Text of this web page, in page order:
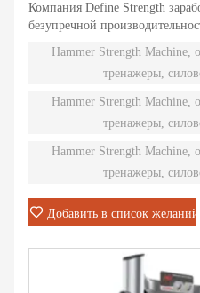
Компания Define Strength
безупречной
естественные траектории
эффективную тренировку с
различных моделей Plate-
сильным спортсменам.
Hammer Strength Machine,
тренажеры,
Hammer Strength Machine,
тренажеры,
Hammer Strength Machine,
тренажеры,
Добавить в список желаний